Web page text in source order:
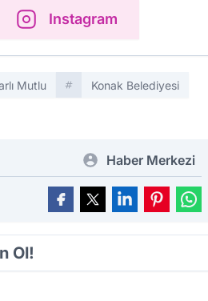
Instagram
Mutlu
Konak Belediyesi
Haber Merkezi
Ol!